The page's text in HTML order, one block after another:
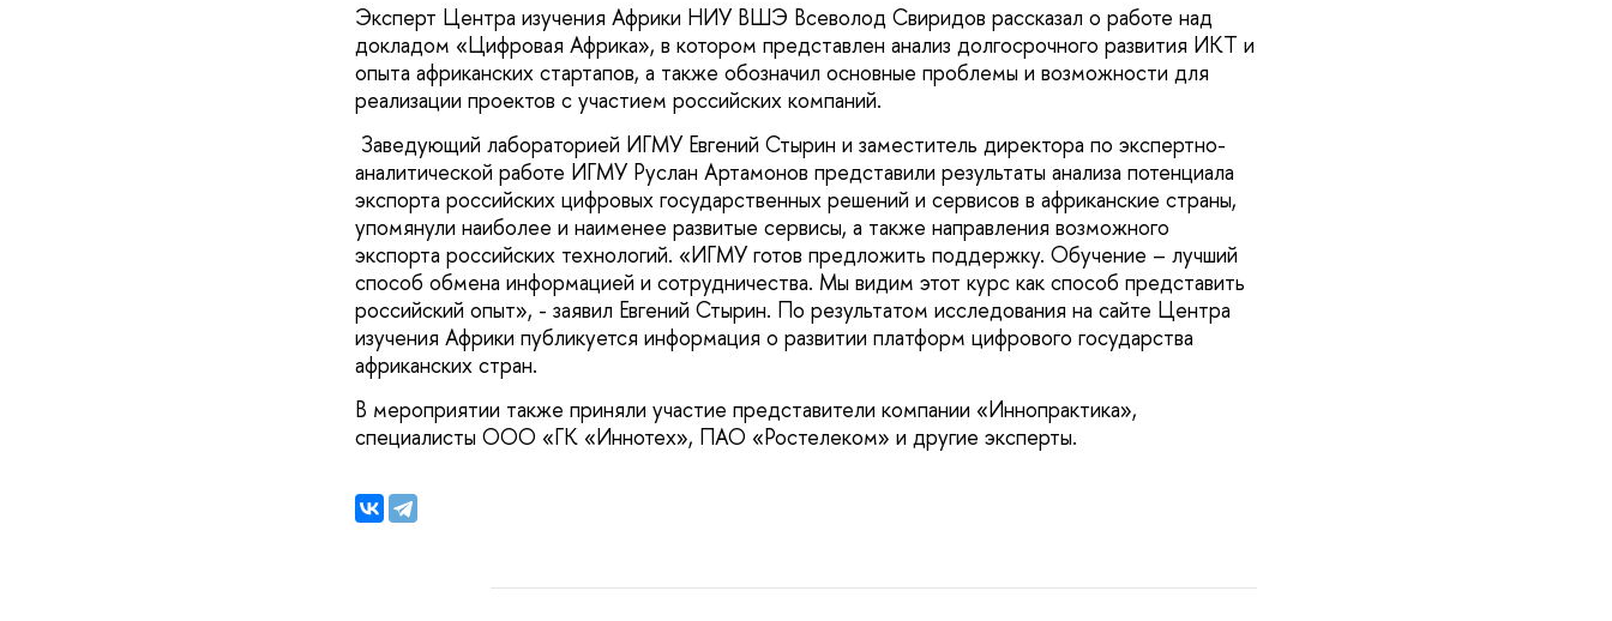
Эксперт Центра изучения Африки НИУ ВШЭ Всеволод Свиридов рассказал о работе над
докладом «Цифровая Африка», в котором представлен анализ долгосрочного развития ИКТ и
опыта африканских стартапов, а также обозначил основные проблемы и возможности для
реализации проектов с участием российских компаний.
Заведующий лабораторией ИГМУ Евгений Стырин и заместитель директора по экспертно-
аналитической работе ИГМУ Руслан Артамонов представили результаты анализа потенциала
экспорта российских цифровых государственных решений и сервисов в африканские страны,
упомянули наиболее и наименее развитые сервисы, а также направления возможного
экспорта российских технологий. «ИГМУ готов предложить поддержку. Обучение – лучший
способ обмена информацией и сотрудничества. Мы видим этот курс как способ представить
российский опыт», - заявил Евгений Стырин. По результатом исследования на сайте Центра
изучения Африки публикуется информация о развитии платформ цифрового государства
африканских стран.
В мероприятии также приняли участие представители компании «Иннопрактика»,
специалисты ООО «ГК «Иннотех», ПАО «Ростелеком» и другие эксперты.